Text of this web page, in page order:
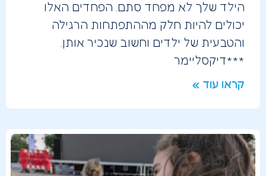
הילד שלך לא מפחד סתם. הפחדים האלו
יכולים להיות חלק מההתפתחות הרגילה
והטבעית של ילדים וחשוב שנכיר אותן.
***דיקסליימר
קראו עוד »